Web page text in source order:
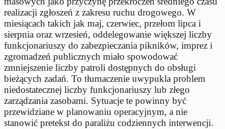
realizacji zgłoszeń z zakresu ruchu drogowego. W
miesiącach takich jak maj, czerwiec, przełom lipca i
sierpnia oraz wrzesień, oddelegowanie większej liczby
funkcjonariuszy do zabezpieczania pikników, imprez i
zgromadzeń publicznych miało spowodować
zmniejszenie liczby patroli dostępnych do obsługi
bieżących zadań. To tłumaczenie uwypukla problem
niedostatecznej liczby funkcjonariuszy lub złego
zarządzania zasobami. Sytuacje te powinny być
przewidziane w planowaniu operacyjnym, a nie
stanowić pretekst do paraliżu codziennych interwencji.